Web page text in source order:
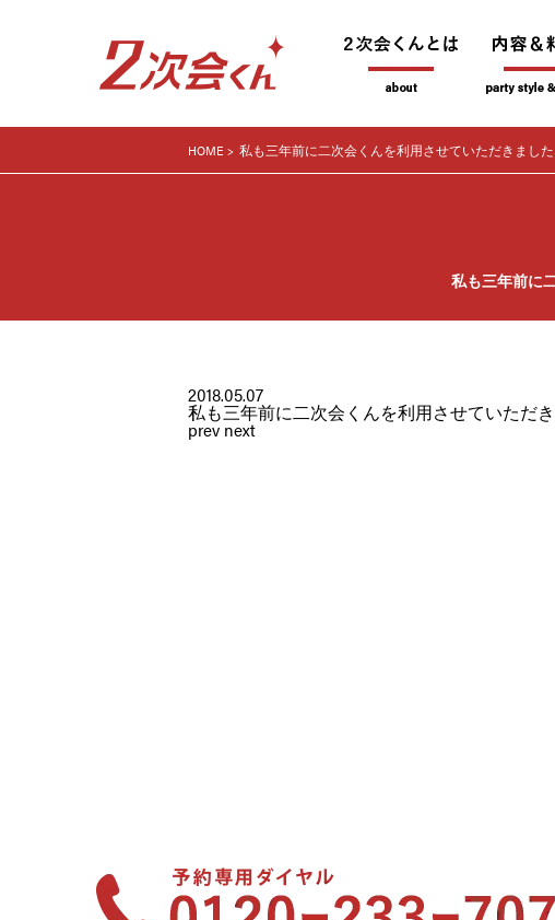
HOME 私も三年前に二次会くんを利用させていただきまし
私も三年前に
2018.05.07
私も三年前に二次会くんを利用させていただ
prev next